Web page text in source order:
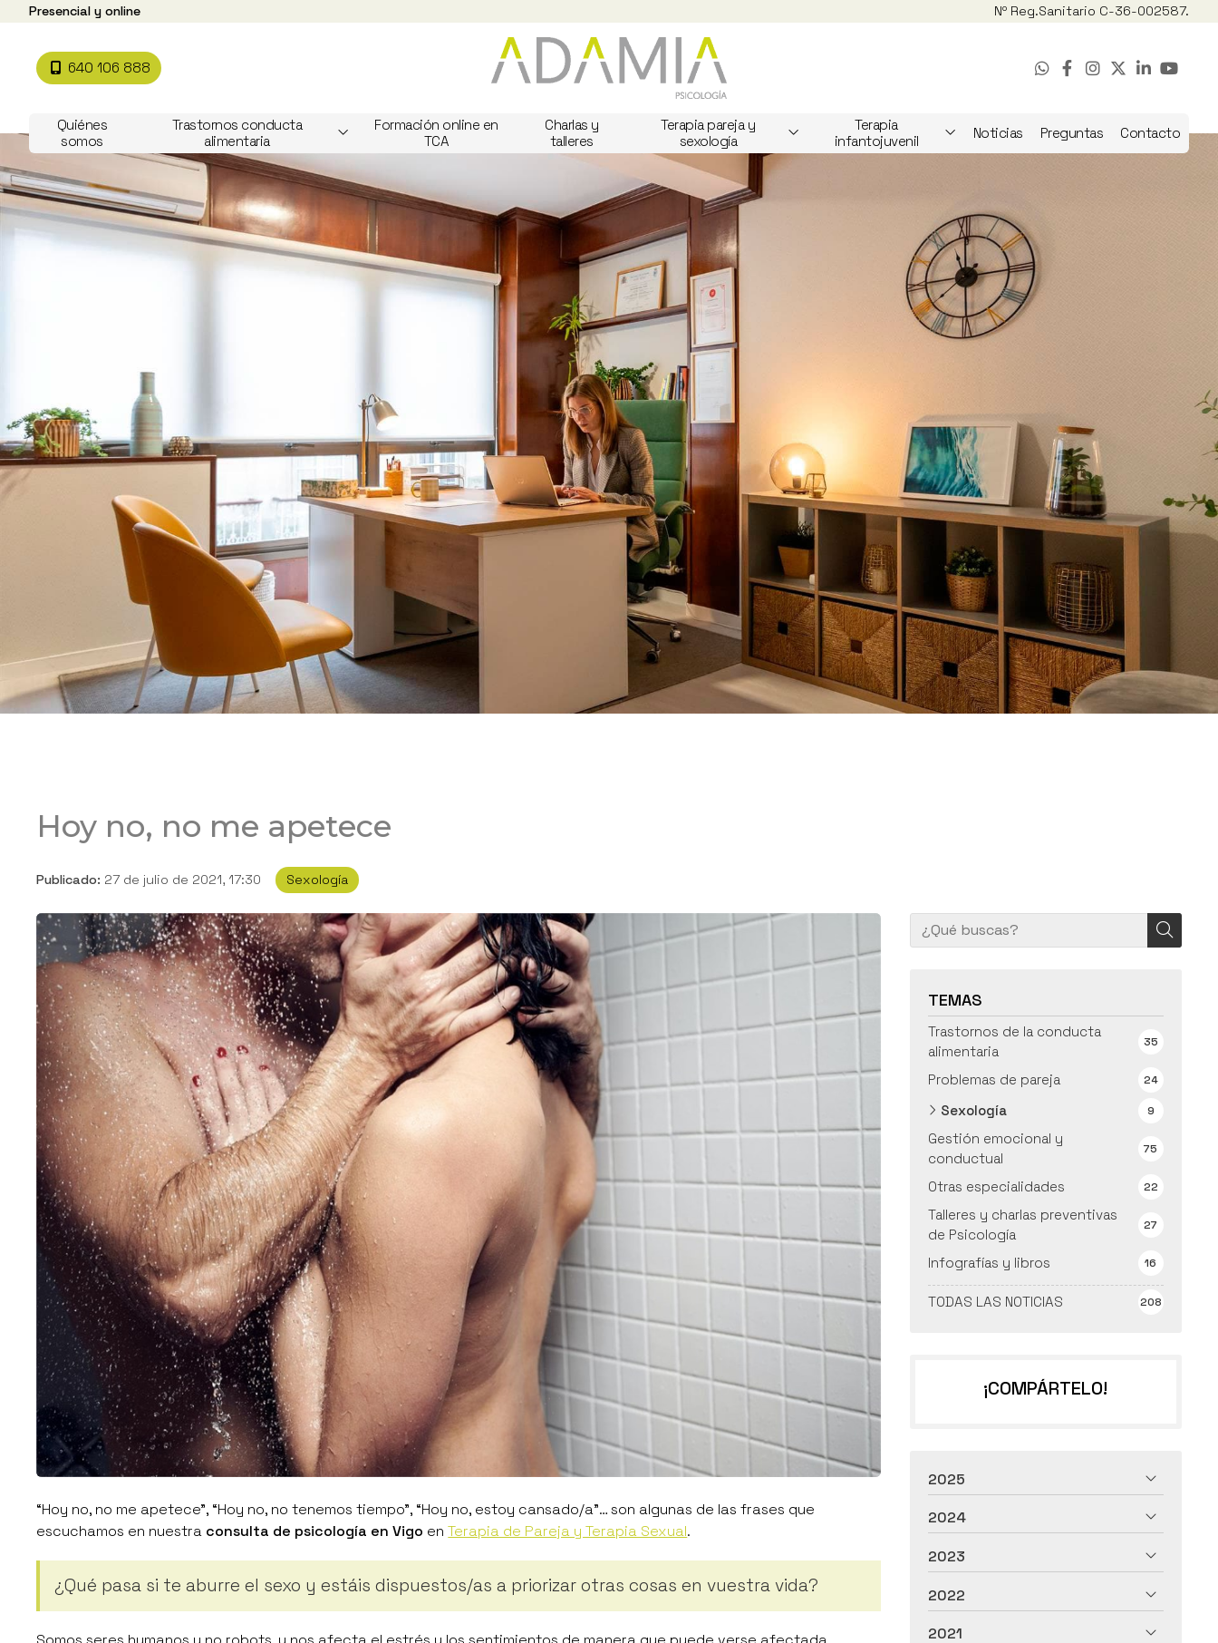
Presencial y online Nº Reg.Sanitario C-36-002587.
640 106 888
Quiénes
somos
Trastornos conducta
alimentaria
Formación online en
TCA
Charlas y
talleres
Terapia pareja y
sexología
Terapia
infantojuvenil
Noticias Preguntas Contacto
Hoy no, no me apetece
Publicado: 27 de julio de 2021, 17:30 Sexología
TEMAS
TODAS LAS NOTICIAS 208
Trastornos de la conducta
alimentaria
35
Problemas de pareja 24
Sexología 9
Gestión emocional y
conductual
75
Otras especialidades 22
Talleres y charlas preventivas
de Psicología
27
Infografías y libros 16
“Hoy no, no me apetece”, “Hoy no, no tenemos tiempo”, “Hoy no, estoy cansado/a”… son algunas de las frases que
escuchamos en nuestra consulta de psicología en Vigo enTerapia de Pareja y Terapia Sexual.
¿Qué pasa si te aburre el sexo y estáis dispuestos/as a priorizar otras cosas en vuestra vida?
¡COMPÁRTELO!
2025
2024
2023
2022
2021